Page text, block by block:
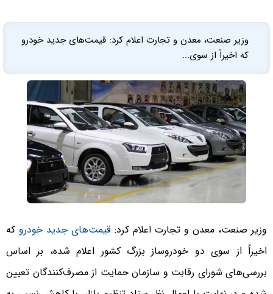
وزیر صنعت، معدن و تجارت اعلام کرد: قیمت‌های جدید خودرو
که اخیراً از سوی...
وزیر صنعت، معدن و تجارت اعلام کرد: قیمت‌های جدید خودرو که
اخیراً از سوی دو خودروساز بزرگ کشور اعلام شده، بر اساس
بررسی‌های شورای رقابت و سازمان حمایت از مصرف‌کنندگان تعیین